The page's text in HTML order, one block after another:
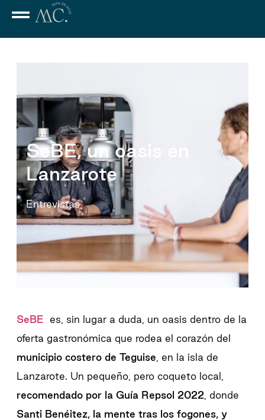
SeBE, un oasis en
Lanzarote
Entrevistas
SeBE
es, sin lugar a duda, un oasis dentro de la
oferta gastronómica que rodea el corazón del
municipio costero de Teguise , en la isla de
Lanzarote. Un pequeño, pero coqueto local,
recomendado por la Guía Repsol 2022, donde
Santi Benéitez, la mente tras los fogones, y